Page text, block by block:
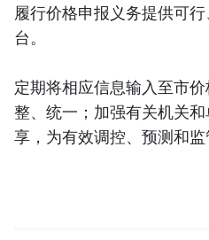
履行价格申报义务提供可
台。
定期将相应信息输入至市
整、统一；加强有关机关
享，为有效调控、预测和监